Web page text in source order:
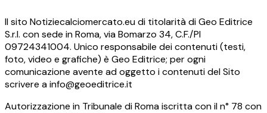
Il sito Notiziecalciomercato.eu di titolarità di Geo Editrice
S.r.l. con sede in Roma, via Bomarzo 34, C.F./PI
09724341004. Unico responsabile dei contenuti (testi,
foto, video e grafiche) è Geo Editrice; per ogni
comunicazione avente ad oggetto i contenuti del Sito
scrivere a info@geoeditrice.it
Autorizzazione in Tribunale di Roma iscritta con il n° 78 con